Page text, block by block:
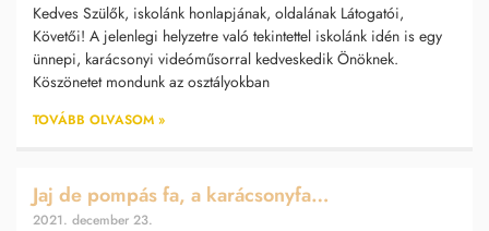
Kedves Szülők, iskolánk honlapjának, oldalának Látogatói,
Követői! A jelenlegi helyzetre való tekintettel iskolánk idén is egy
ünnepi, karácsonyi videóműsorral kedveskedik Önöknek.
Köszönetet mondunk az osztályokban
TOVÁBB OLVASOM »
Jaj de pompás fa, a karácsonyfa…
2021. december 23.